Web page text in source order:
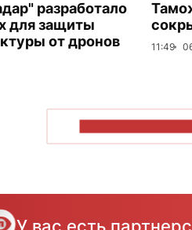
разработало
для защиты
от дронов
11:49